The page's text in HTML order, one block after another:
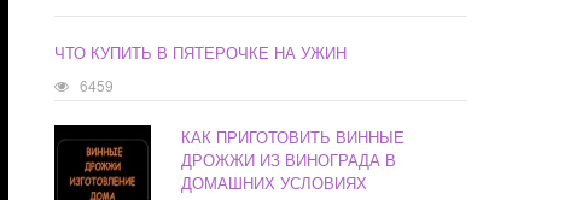
ЧТО КУПИТЬ В ПЯТЕРОЧКЕ НА УЖИН
6459
КАК ПРИГОТОВИТЬ ВИННЫЕ
ДРОЖЖИ ИЗ ВИНОГРАДА В
ДОМАШНИХ УСЛОВИЯХ